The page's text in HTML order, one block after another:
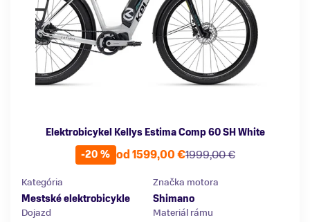
Elektrobicykel Kellys Estima Comp 60 SH White
-20 %
1999,00 €
od 1599,00 €
Kategória
Mestské elektrobicykle
Značka motora
Shimano
Dojazd
Materiál rámu